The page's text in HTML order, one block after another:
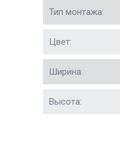
Тип монтажа:
Цвет:
Ширина:
Высота: